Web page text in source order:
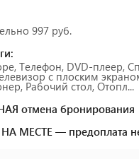
997 руб.
Телефон, DVD-плеер,
с плоским
Рабочий стол, Отопл...
отмена бронирования
МЕСТЕ — предоплата не